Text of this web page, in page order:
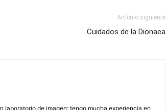
Artículo siguiente
Cuidados de la Dionaea
laboratorio de imagen; tengo mucha experiencia en